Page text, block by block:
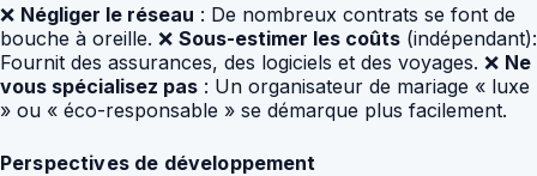
❌ Négliger le réseau : De nombreux contrats se font de
bouche à oreille. ❌ Sous-estimer les coûts (indépendant):
Fournit des assurances, des logiciels et des voyages. ❌ Ne
vous spécialisez pas : Un organisateur de mariage « luxe
» ou « éco-responsable » se démarque plus facilement.
Perspectives de développement